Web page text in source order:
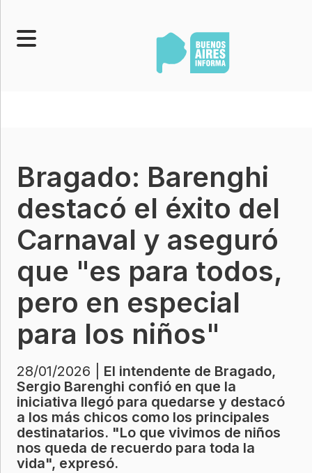
Legislatura
Municipios
Contacto
Bragado: Barenghi
destacó el éxito del
Carnaval y aseguró
que "es para todos,
pero en especial
para los niños"
28/01/2026 | El intendente de Bragado,
Sergio Barenghi confió en que la
iniciativa llegó para quedarse y destacó
a los más chicos como los principales
destinatarios. "Lo que vivimos de niños
nos queda de recuerdo para toda la
vida", expresó.